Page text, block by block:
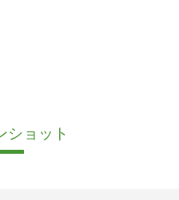
ショット